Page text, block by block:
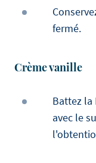
fermé.
Crème vanille
Battez la
avec le